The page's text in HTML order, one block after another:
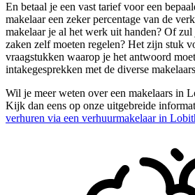
En betaal je een vast tarief voor een
makelaar een zeker percentage van de
makelaar je al het werk uit handen? Of
zaken zelf moeten regelen? Het zijn stuk
vraagstukken waarop je het antwoord
intakegesprekken met de diverse
Wil je meer weten over een makelaars in
Kijk dan eens op onze uitgebreide
verhuren via een verhuurmakelaar in